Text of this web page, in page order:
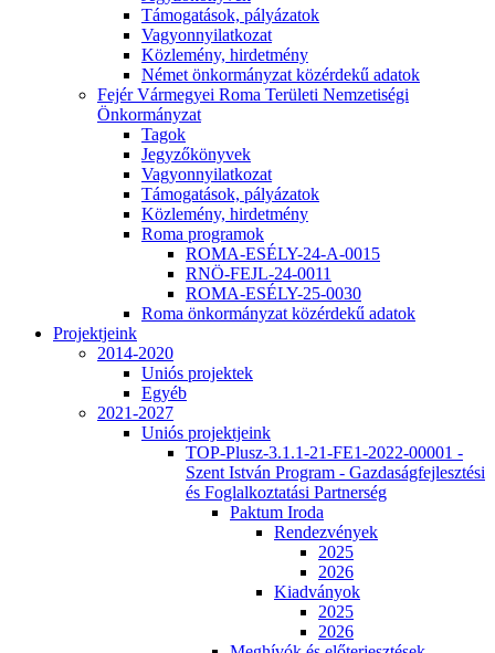
Támogatások, pályázatok
Vagyonnyilatkozat
Közlemény, hirdetmény
Német önkormányzat közérdekű adatok
Fejér Vármegyei Roma Területi Nemzetiségi
Önkormányzat
Tagok
Jegyzőkönyvek
Vagyonnyilatkozat
Támogatások, pályázatok
Közlemény, hirdetmény
Roma programok
ROMA-ESÉLY-24-A-0015
RNÖ-FEJL-24-0011
ROMA-ESÉLY-25-0030
Roma önkormányzat közérdekű adatok
Projektjeink
2014-2020
Uniós projektek
Egyéb
2021-2027
Uniós projektjeink
TOP-Plusz-3.1.1-21-FE1-2022-00001 -
Szent István Program - Gazdaságfejlesztési
és Foglalkoztatási Partnerség
Paktum Iroda
Rendezvények
2025
2026
Kiadványok
2025
2026